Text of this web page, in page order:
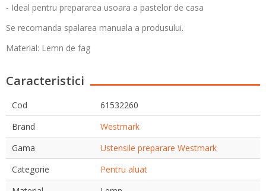
- Ideal pentru prepararea usoara a pastelor de casa
Se recomanda spalarea manuala a produsului.
Material: Lemn de fag
Caracteristici
Cod
61532260
Brand
Westmark
Gama
Ustensile preparare Westmark
Categorie
Pentru aluat